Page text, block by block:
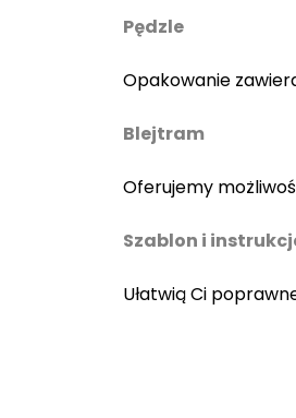
Pędzle
Opakowanie
Blejtram
Oferujemy
Szablon i
Ułatwią Ci